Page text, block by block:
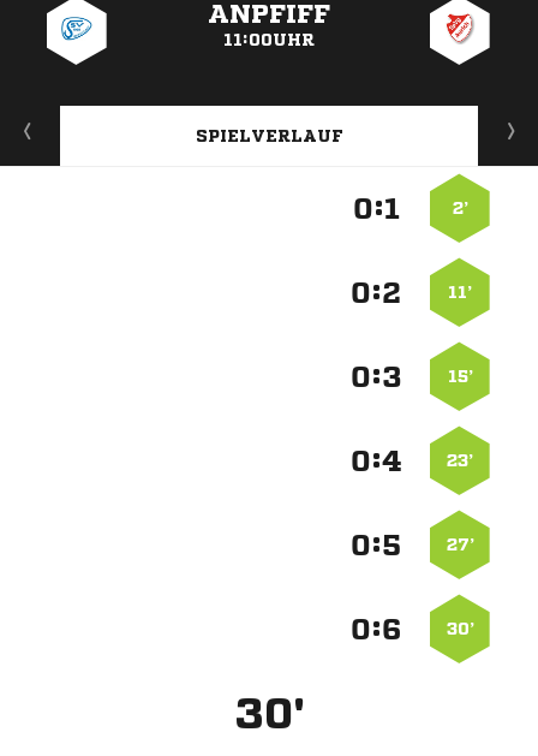
ANPFIFF
11:00UHR
SPIELVERLAUF
2’
:
11’
:
15’
:
23’
:
27’
:
30’
:
30'